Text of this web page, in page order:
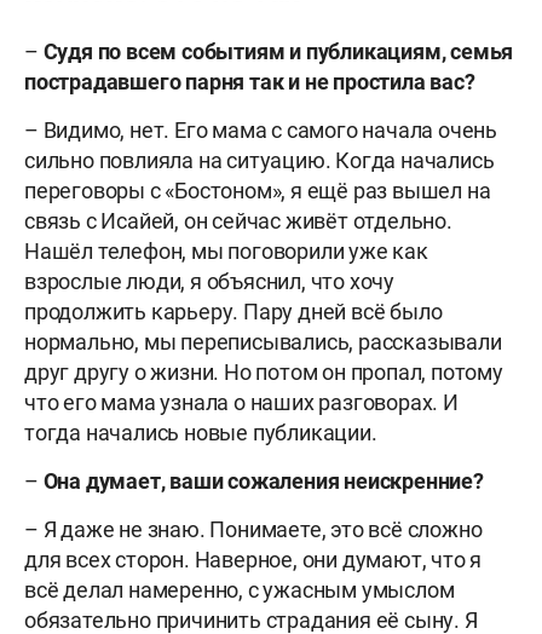
– Судя по всем событиям и публикациям, семья
пострадавшего парня так и не простила вас?
– Видимо, нет. Его мама с самого начала очень
сильно повлияла на ситуацию. Когда начались
переговоры с «Бостоном», я ещё раз вышел на
связь с Исайей, он сейчас живёт отдельно.
Нашёл телефон, мы поговорили уже как
взрослые люди, я объяснил, что хочу
продолжить карьеру. Пару дней всё было
нормально, мы переписывались, рассказывали
друг другу о жизни. Но потом он пропал, потому
что его мама узнала о наших разговорах. И
тогда начались новые публикации.
– Она думает, ваши сожаления неискренние?
– Я даже не знаю. Понимаете, это всё сложно
для всех сторон. Наверное, они думают, что я
всё делал намеренно, с ужасным умыслом
обязательно причинить страдания её сыну. Я